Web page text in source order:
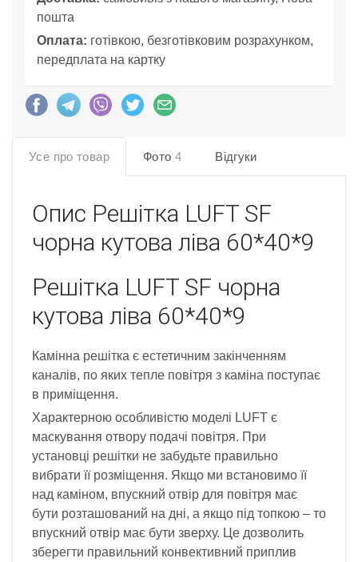
пошта
Оплата: готівкою, безготівковим розрахунком,
передплата на картку
Усе про товар Фото 4 Відгуки
Опис Решітка LUFT SF
чорна кутова ліва 60*40*9
Решітка LUFT SF чорна
кутова ліва 60*40*9
Камінна решітка є естетичним закінченням
каналів, по яких тепле повітря з каміна поступає
в приміщення.
Характерною особливістю моделі LUFT є
маскування отвору подачі повітря. При
установці решітки не забудьте правильно
вибрати її розміщення. Якщо ми встановимо її
над каміном, впускний отвір для повітря має
бути розташований на дні, а якщо під топкою – то
впускний отвір має бути зверху. Це дозволить
зберегти правильний конвективний приплив